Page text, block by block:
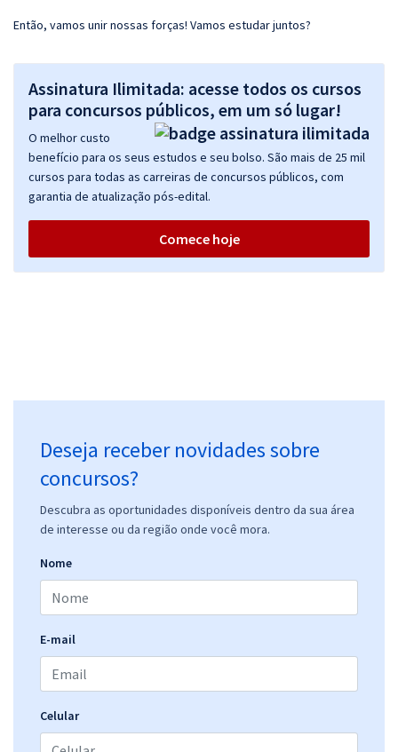
Então, vamos unir nossas forças! Vamos estudar juntos?
Assinatura Ilimitada: acesse todos os cursos
para concursos públicos, em um só lugar!
O melhor custo
benefício para os seus estudos e seu bolso. São mais de 25 mil
cursos para todas as carreiras de concursos públicos, com
garantia de atualização pós-edital.
Comece hoje
Deseja receber novidades sobre
concursos?
Descubra as oportunidades disponíveis dentro da sua área
de interesse ou da região onde você mora.
Nome
E-mail
Celular